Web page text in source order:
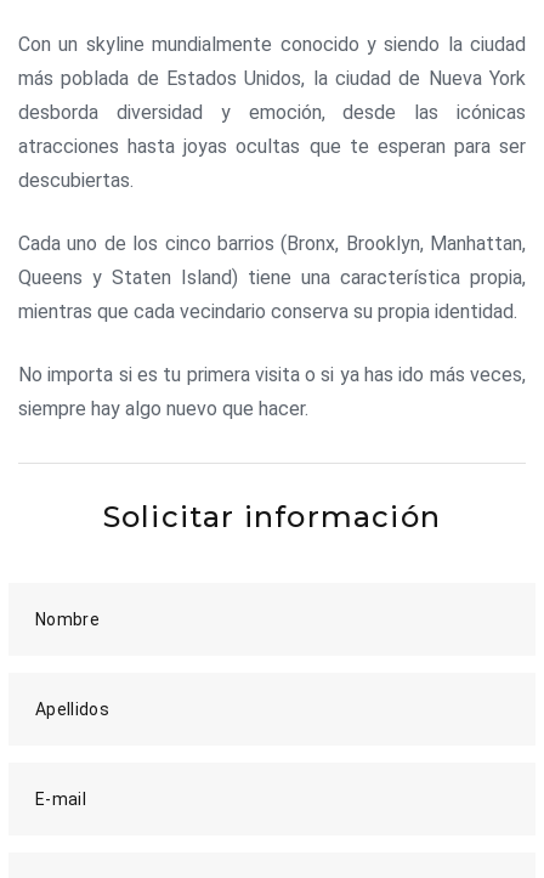
Con un skyline mundialmente conocido y siendo la ciudad
más poblada de Estados Unidos, la ciudad de Nueva York
desborda diversidad y emoción, desde las icónicas
atracciones hasta joyas ocultas que te esperan para ser
descubiertas.
Cada uno de los cinco barrios (Bronx, Brooklyn, Manhattan,
Queens y Staten Island) tiene una característica propia,
mientras que cada vecindario conserva su propia identidad.
No importa si es tu primera visita o si ya has ido más veces,
siempre hay algo nuevo que hacer.
Solicitar información
Nombre
Apellidos
E-mail